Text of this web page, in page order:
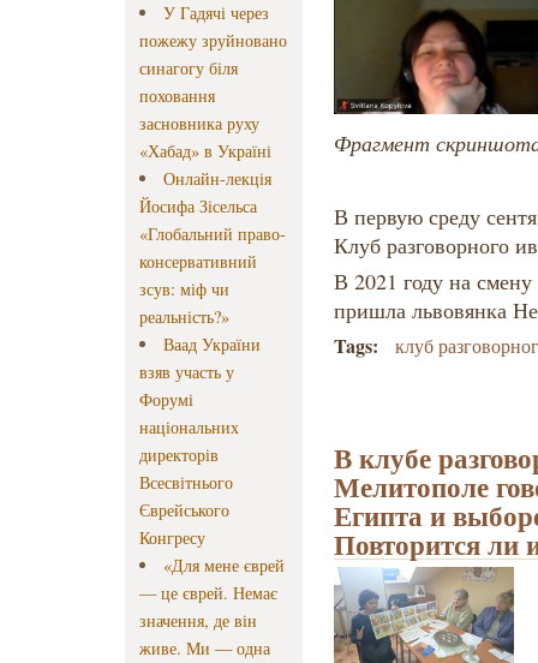
У Гадячі через
пожежу зруйновано
синагогу біля
поховання
засновника руху
«Хабад» в Україні
Онлайн-лекція
Йосифа Зісельса
«Глобальний право-
консервативний
зсув: міф чи
реальність?»
Ваад України
взяв участь у
Форумі
національних
директорів
Всесвітнього
Єврейського
Конгресу
«Для мене єврей
— це єврей. Немає
значення, де він
живе. Ми — одна
Фрагмент
В первую среду
Клуб разговорного
В 2021 году на
пришла львовянка
Tags: клуб
В клубе
Мелитополе
Египта и
Повторится ли